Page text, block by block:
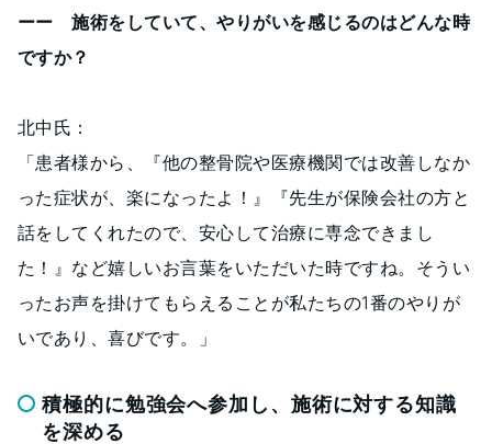
ーー 施術をしていて、やりがいを感じるのはどんな時
ですか？
北中氏：
「患者様から、『他の整骨院や医療機関では改善しなか
った症状が、楽になったよ！』『先生が保険会社の方と
話をしてくれたので、安心して治療に専念できまし
た！』など嬉しいお言葉をいただいた時ですね。そうい
ったお声を掛けてもらえることが私たちの1番のやりが
いであり、喜びです。」
積極的に勉強会へ参加し、施術に対する知識
を深める